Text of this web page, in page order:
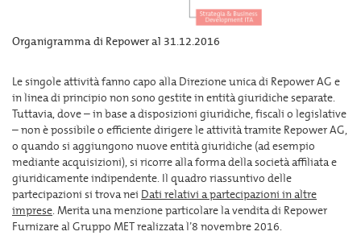
Organigramma di Repower al 31.12.2016
Le singole attività fanno capo alla Direzione unica di Repower AG e
in linea di principio non sono gestite in entità giuridiche separate.
Tuttavia, dove – in base a disposizioni giuridiche, fiscali o legislative
– non è possibile o efficiente dirigere le attività tramite Repower AG,
o quando si aggiungono nuove entità giuridiche (ad esempio
mediante acquisizioni), si ricorre alla forma della società affiliata e
giuridicamente indipendente. Il quadro riassuntivo delle
partecipazioni si trova nei Dati relativi a partecipazioni in altre
imprese. Merita una menzione particolare la vendita di Repower
Furnizare al Gruppo MET realizzata l’8 novembre 2016.